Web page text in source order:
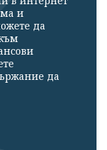
и
да
да